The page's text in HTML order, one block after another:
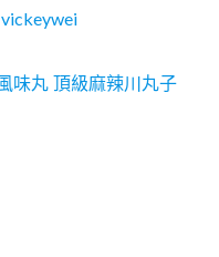
vickeywei